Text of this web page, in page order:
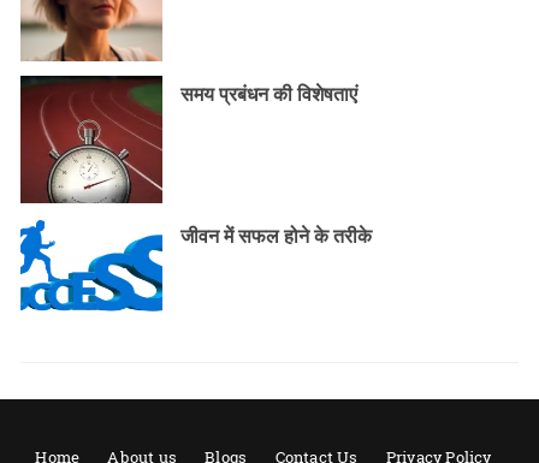
समय प्रबंधन की विशेषताएं
जीवन में सफल होने के तरीके
Home About us Blogs Contact Us Privacy Policy